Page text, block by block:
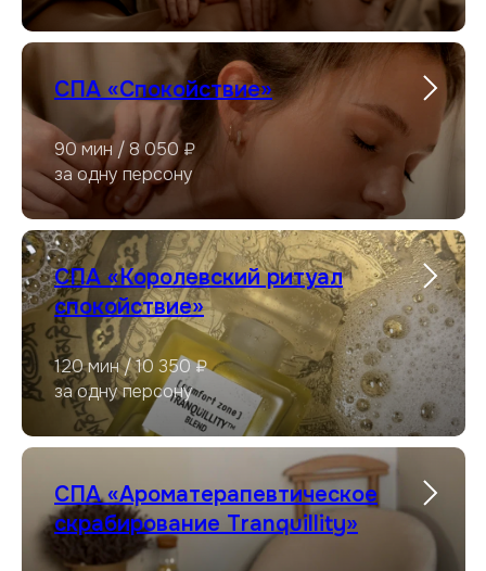
СПА «Спокойствие»
90 мин / 8 050 ₽
за одну персону
СПА «Королевский ритуал
спокойствие»
120 мин / 10 350 ₽
за одну персону
СПА «Ароматерапевтическое
скрабирование Tranquillity»